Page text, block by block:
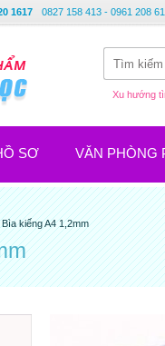
1617 0827 158 413 - 0961 208
Xu hướng
SƠ VĂN PHÒNG
Bìa kiếng A4 1,2mm